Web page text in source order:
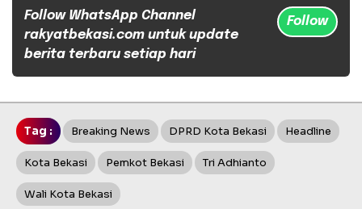
Follow WhatsApp Channel
rakyatbekasi.com untuk update
berita terbaru setiap hari
Follow
Tag : Breaking News DPRD Kota Bekasi Headline
Kota Bekasi Pemkot Bekasi Tri Adhianto
Wali Kota Bekasi